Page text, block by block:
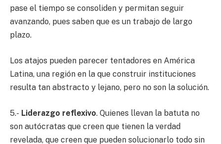
pase el tiempo se consoliden y permitan seguir
avanzando, pues saben que es un trabajo de largo
plazo.
Los atajos pueden parecer tentadores en América
Latina, una región en la que construir instituciones
resulta tan abstracto y lejano, pero no son la solución.
5.- Liderazgo reflexivo. Quienes llevan la batuta no
son autócratas que creen que tienen la verdad
revelada, que creen que pueden solucionarlo todo sin